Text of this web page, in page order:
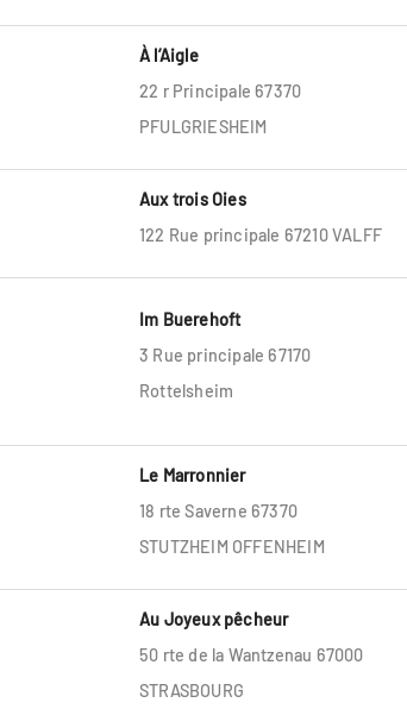
À l’Aigle
22 r Principale 67370
PFULGRIESHEIM
Aux trois Oies
122 Rue principale 67210 VALFF
Im Buerehoft
3 Rue principale 67170
Rottelsheim
Le Marronnier
18 rte Saverne 67370
STUTZHEIM OFFENHEIM
Au Joyeux pêcheur
50 rte de la Wantzenau 67000
STRASBOURG